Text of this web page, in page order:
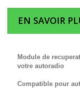
EN SAVOIR
Module de
votre autoradio
Compatible pour